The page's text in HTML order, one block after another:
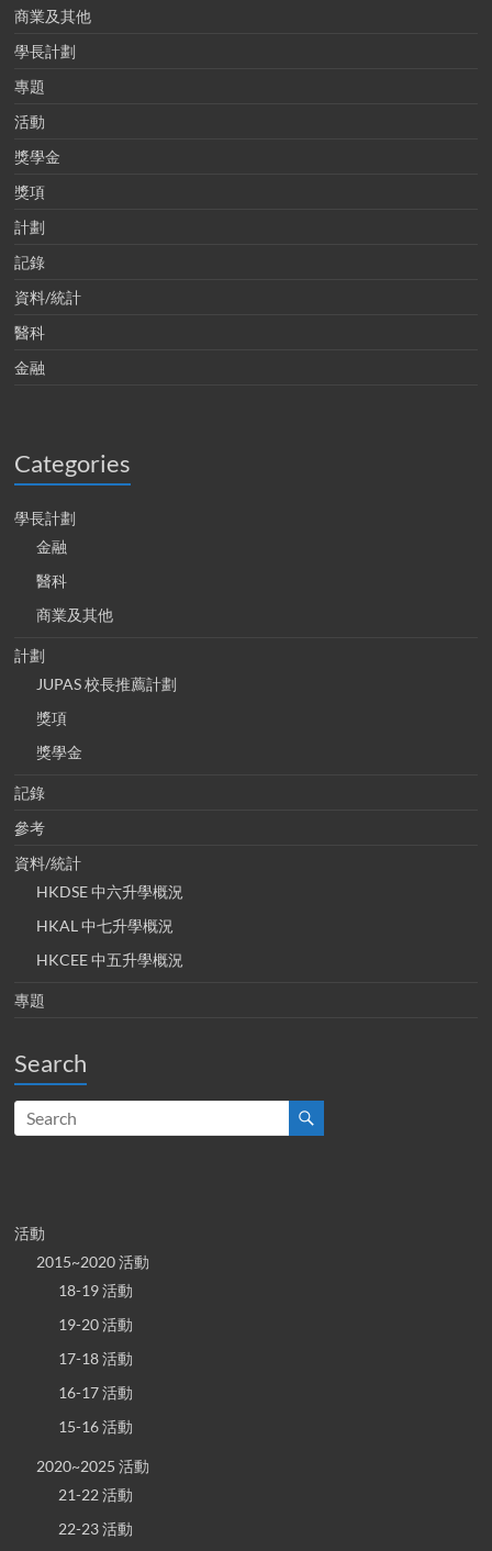
商業及其他
學長計劃
專題
活動
獎學金
獎項
計劃
記錄
資料/統計
醫科
金融
Categories
學長計劃
金融
醫科
商業及其他
計劃
JUPAS 校長推薦計劃
獎項
獎學金
記錄
參考
資料/統計
HKDSE 中六升學概況
HKAL 中七升學概況
HKCEE 中五升學概況
專題
Search
活動
2015~2020 活動
18-19 活動
19-20 活動
17-18 活動
16-17 活動
15-16 活動
2020~2025 活動
21-22 活動
22-23 活動